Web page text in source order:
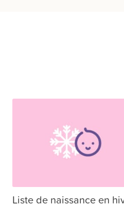
Liste de naissance en